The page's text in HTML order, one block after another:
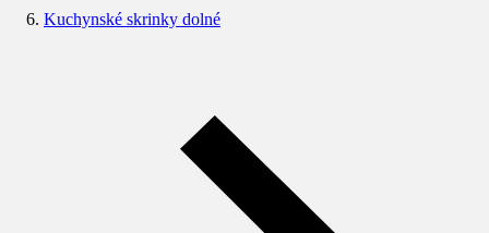
Kuchynské skrinky dolné